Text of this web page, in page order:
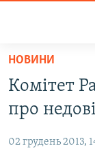
Перейти
основного
матеріалу
Перейти
до
ВІДЕО ТА ФОТО
ПОЛІТИКА
НОВИНИ
Комітет
про
02 грудень 2013,